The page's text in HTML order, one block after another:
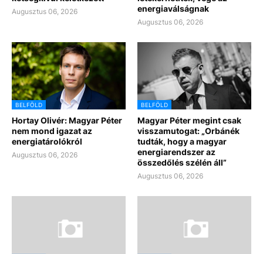
Augusztus 06, 2026
energiaválságnak
Augusztus 06, 2026
BELFÖLD
Hortay Olivér: Magyar Péter
nem mond igazat az
energiatárolókról
Augusztus 06, 2026
BELFÖLD
Magyar Péter megint csak
visszamutogat: „Orbánék
tudták, hogy a magyar
energiarendszer az
összedőlés szélén áll”
Augusztus 06, 2026